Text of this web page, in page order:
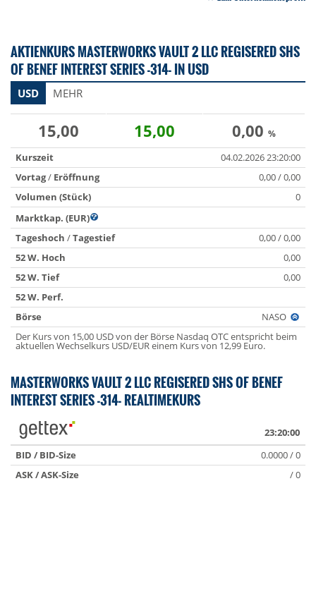
AKTIENKURS MASTERWORKS VAULT 2 LLC REGISERED SHS
OF BENEF INTEREST SERIES -314- IN USD
USD MEHR
15,00 15,00 0,00 %
Kurszeit
04.02.2026 23:20:00
Vortag/ Eröffnung
0,00 / 0,00
Volumen (Stück)
0
Marktkap. (EUR)
Tageshoch /Tagestief
0,00 / 0,00
52 W. Hoch
0,00
52 W. Tief
0,00
52 W. Perf.
Börse
NASO
Der Kurs von 15,00 USD von der Börse Nasdaq OTC entspricht beim
aktuellen Wechselkurs USD/EUR einem Kurs von 12,99 Euro.
MASTERWORKS VAULT 2 LLC REGISERED SHS OF BENEF
INTEREST SERIES -314- REALTIMEKURS
23:20:00
BID / BID-Size
0.0000 / 0
ASK / ASK-Size
/ 0